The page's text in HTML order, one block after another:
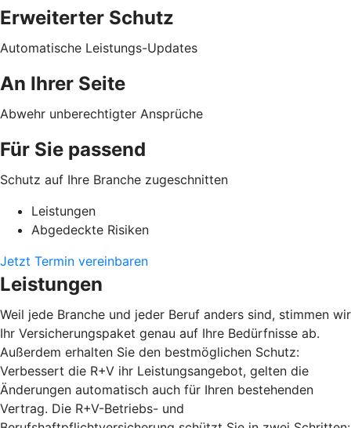
Erweiterter Schutz
Automatische Leistungs-Updates
An Ihrer Seite
Abwehr unberechtigter Ansprüche
Für Sie passend
Schutz auf Ihre Branche zugeschnitten
Leistungen
Abgedeckte Risiken
Jetzt Termin vereinbaren
Leistungen
Weil jede Branche und jeder Beruf anders sind, stimmen wir
Ihr Versicherungspaket genau auf Ihre Bedürfnisse ab.
Außerdem erhalten Sie den bestmöglichen Schutz:
Verbessert die R+V ihr Leistungsangebot, gelten die
Änderungen automatisch auch für Ihren bestehenden
Vertrag. Die R+V-Betriebs- und